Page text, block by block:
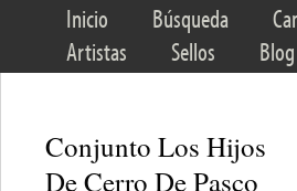
Inicio Búsqueda
Artistas
Sellos Blog
Conjunto Los Hijos
De Cerro De Pasco